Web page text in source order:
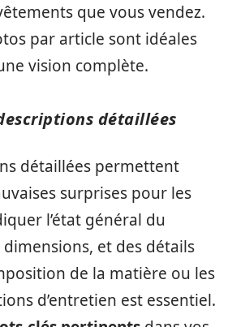
que vous vendez.
par article sont idéales
vision complète.
détaillées
détaillées permettent
surprises pour les
l’état général du
et des détails
de la matière ou les
d’entretien est essentiel.